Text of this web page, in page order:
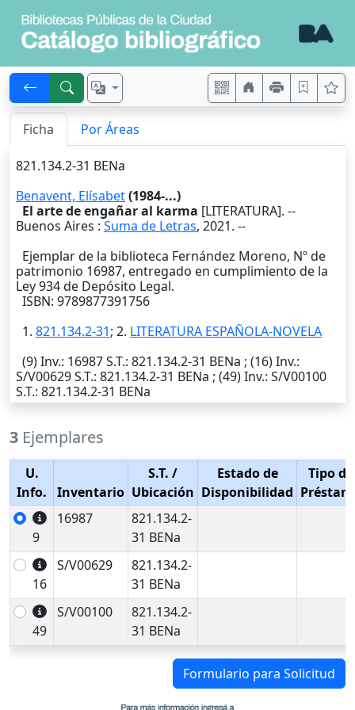
Ficha Por Áreas
821.134.2-31 BENa
Benavent, Elísabet(1984-...)
El arte de engañar al karma [LITERATURA]. --
Buenos Aires : Suma de Letras, 2021. --
Ejemplar de la biblioteca Fernández Moreno, Nº de
patrimonio 16987, entregado en cumplimiento de la
Ley 934 de Depósito Legal.
ISBN: 9789877391756
1. 821.134.2-31; 2. LITERATURA ESPAÑOLA-NOVELA
(9)Inv.: 16987S.T.: 821.134.2-31 BENa ; (16)Inv.:
S/V00629S.T.: 821.134.2-31 BENa ; (49)Inv.: S/V00100
S.T.: 821.134.2-31 BENa
3 Ejemplares
U.
Info.
Inventario
S.T. /
Ubicación
Estado de
Disponibilidad
Tipo de
9
16987
821.134.2-
31 BENa
16
S/V00629
821.134.2-
31 BENa
49
S/V00100
821.134.2-
31 BENa
Formulario para Solicitud